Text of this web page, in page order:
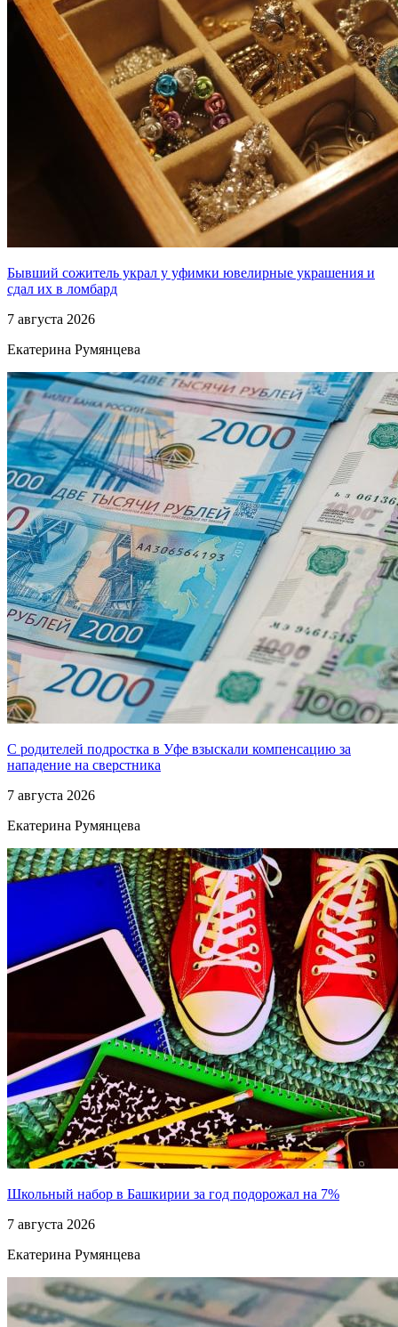
Бывший сожитель украл у уфимки ювелирные украшения и
сдал их в ломбард
7 августа 2026
Екатерина Румянцева
С родителей подростка в Уфе взыскали компенсацию за
нападение на сверстника
7 августа 2026
Екатерина Румянцева
Школьный набор в Башкирии за год подорожал на 7%
7 августа 2026
Екатерина Румянцева